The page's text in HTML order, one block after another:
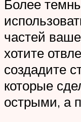
Более
частей
хотите
создадите
которые
острыми, а